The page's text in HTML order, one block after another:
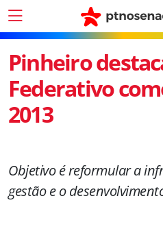
Pinheiro
Federativo
2013
Objetivo é reformular a
gestão e o